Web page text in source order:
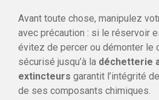
Avant toute chose, manipulez
avec précaution : si le réservoir
évitez de percer ou démonter le
sécurisé jusqu’à la déchetterie
extincteurs garantit l’intégrité
de ses composants chimiques.